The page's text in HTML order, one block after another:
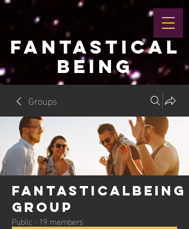
FANTASTICAL
BEING
Groups
Fantasticalbeing
Group
Public · 19 members